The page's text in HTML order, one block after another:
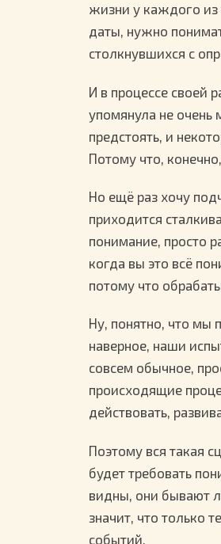
жизни у каждого из
даты, нужно
столкнувшихся с
И в процессе своей
упомянула не очень
предстоять, и
Потому что,
Но ещё раз хочу
приходится
понимание, просто
когда вы это всё
потому что
Ну, понятно, что мы
наверное, наши
совсем обычное,
происходящие
действовать,
Поэтому вся такая
будет требовать
видны, они бывают
значит, что только
событий.